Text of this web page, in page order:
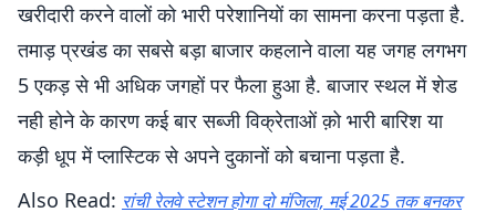
खरीदारी करने वालों को भारी परेशानियों का सामना करना पड़ता है.
तमाड़ प्रखंड का सबसे बड़ा बाजार कहलाने वाला यह जगह लगभग
5 एकड़ से भी अधिक जगहों पर फैला हुआ है. बाजार स्थल में शेड
नही होने के कारण कई बार सब्जी विक्रेताओं क़ो भारी बारिश या
कड़ी धूप में प्लास्टिक से अपने दुकानों को बचाना पड़ता है.
Also Read: रांची रेलवे स्टेशन होगा दो मंजिला, मई 2025 तक बनकर